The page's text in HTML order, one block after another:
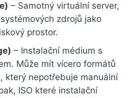
– Samotný virtuální server,
zdrojů jako
prostor.
– Instalační médium s
Může mít vícero formátů
který nepotřebuje manuální
ISO které instalační